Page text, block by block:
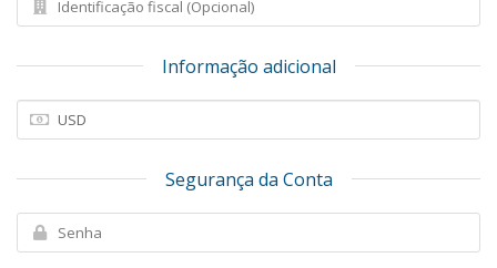
Informação adicional
Segurança da Conta